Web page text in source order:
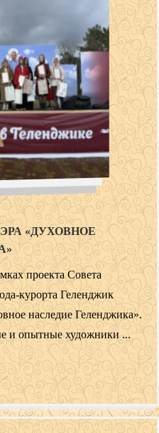
«ДУХОВНОЕ
проекта Совета
курорта Геленджик
наследие Геленджика».
и опытные художники ...